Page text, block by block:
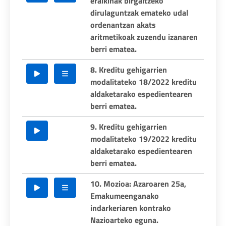
dirulaguntzak emateko udal
ordenantzan akats
aritmetikoak zuzendu izanaren
berri ematea.
8. Kreditu gehigarrien
modalitateko 18/2022 kreditu
aldaketarako espedientearen
berri ematea.
9. Kreditu gehigarrien
modalitateko 19/2022 kreditu
aldaketarako espedientearen
berri ematea.
10. Mozioa: Azaroaren 25a,
Emakumeenganako
indarkeriaren kontrako
Nazioarteko eguna.